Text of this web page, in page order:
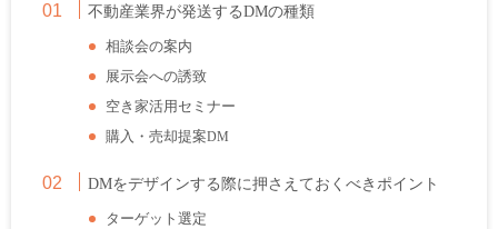
不動産業界が発送するDMの種類
相談会の案内
展示会への誘致
空き家活用セミナー
購入・売却提案DM
DMをデザインする際に押さえておくべきポイント
ターゲット選定